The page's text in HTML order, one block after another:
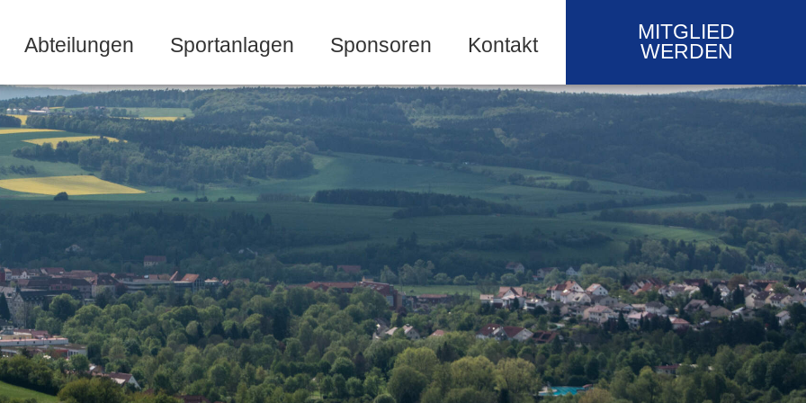
Abteilungen Sportanlagen Sponsoren Kontakt
MITGLIED
WERDEN